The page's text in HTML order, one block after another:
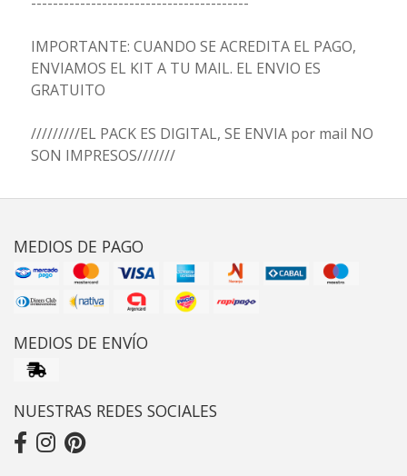
IMPORTANTE: CUANDO SE ACREDITA EL PAGO,
ENVIAMOS EL KIT A TU MAIL. EL ENVIO ES
GRATUITO
/////////EL PACK ES DIGITAL, SE ENVIA por mail NO
SON IMPRESOS///////
MEDIOS DE PAGO
MEDIOS DE ENVÍO
NUESTRAS REDES SOCIALES